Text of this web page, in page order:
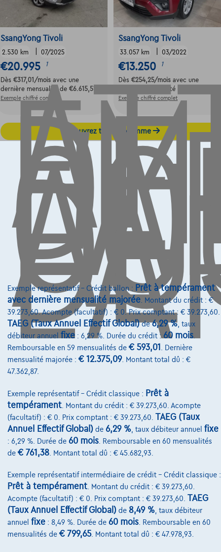
SsangYong Tivoli
2.530 km 07/2025
€20.995 1
Dès €317,01 /mois avec une
dernière mensualité de €6.615,51
Exemple chiffré complet
SsangYong Tivoli
33.057 km 03/2022
€13.250 1
Dès €254,25/mois avec une
dernière mensualité de
Exemple chiffré complet
Découvrez toute la gamme
DE
DE
Exemple représentatif – Crédit ballon : Prêt à tempérament
avec dernière mensualité majorée . Montant du crédit : €
39.273,60. Acompte (facultatif) : € 0. Prix comptant : € 39.273,60.
TAEG (Taux Annuel Effectif Global)de6,29 % , taux
débiteur annuel fixe : 6,29 %. Durée du crédit : 60 mois
Remboursable en 59 mensualités de € 593,01
. Dernière
mensualité majorée : € 12.375,09. Montant total dû : €
47.362,87.
Exemple représentatif – Crédit classique : Prêt à
tempérament . Montant du crédit : € 39.273,60. Acompte
(facultatif) : € 0. Prix comptant : € 39.273,60. TAEG (Taux
Annuel Effectif Global) de 6,29 % , taux débiteur annuel fixe
: 6,29 %. Durée de 60 mois . Remboursable en 60 mensualités
de € 761,38 . Montant total dû : € 45.682,93.
Exemple représentatif intermédiaire de crédit – Crédit classique :
Prêt à tempérament. Montant du crédit : € 39.273,60.
Acompte (facultatif) : € 0. Prix comptant : € 39.273,60.
TAEG
(Taux Annuel Effectif Global) de 8,49 %, taux débiteur
annuel fixe : 8,49 %. Durée de 60 mois. Remboursable en 60
mensualités de € 799,65. Montant total dû : € 47.978,93.
Contact
info@touringcarselect.be
Avenue Roi Albert II 4, B12
1000 Bruxelles
Services & Solutions
Assistance dépannage
Financement
Assurance auto
Leasing
Sur Nous
Devenez client
Charte de qualité
Nos dealers
Nos partenaires